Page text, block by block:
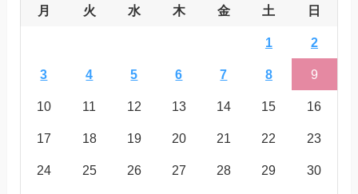
月 火 水 木 金 土 日
1 2
3 4 5 6 7 8 9
10 11 12 13 14 15 16
17 18 19 20 21 22 23
24 25 26 27 28 29 30